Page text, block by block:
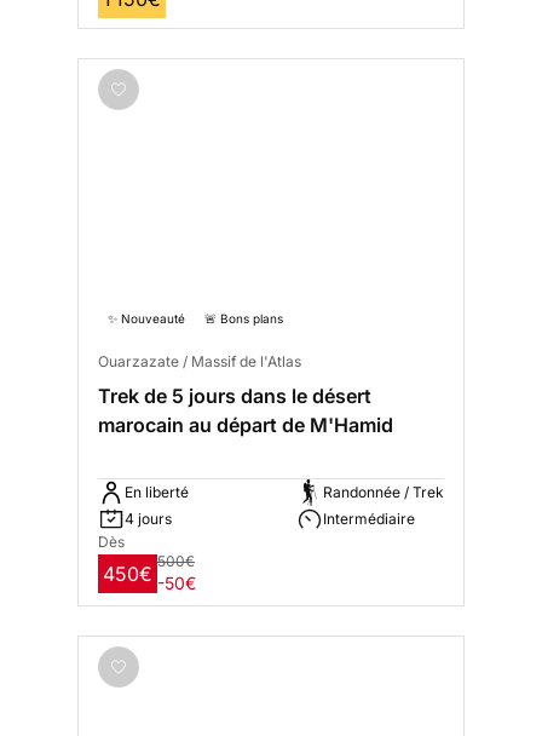
✨ Nouveauté 🚨 Bons plans
Ouarzazate / Massif de l'Atlas
Trek de 5 jours dans le désert
marocain au départ de M'Hamid
En liberté
4 jours
Randonnée / Trek
Intermédiaire
Dès
450€
500€
-50€